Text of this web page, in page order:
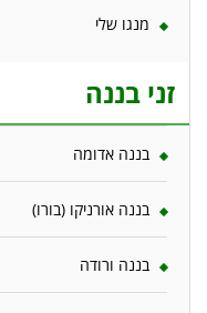
מנגו שלי
זני בננה
בננה אדומה
בננה אורניקו (בורו)
בננה ורודה